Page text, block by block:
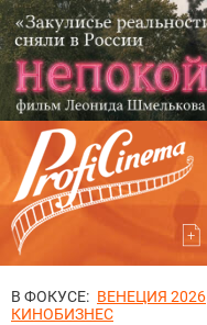
В ФОКУСЕ: ВЕНЕЦИЯ 2026
КИНОБИЗНЕС